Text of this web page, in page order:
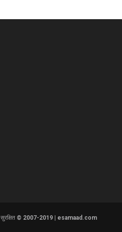
सुरक्षित © 2007-2019 | esamaad.com